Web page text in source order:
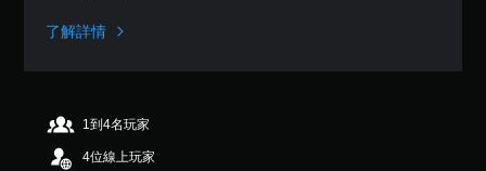
4
星
滿
了解詳情
1到4名玩家
4位線上玩家